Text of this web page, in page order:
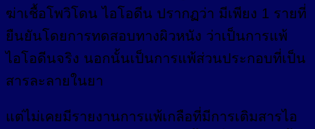
ฆ่าเชื้อโพวิโดน ไอโอดีน ปรากฏว่า มีเพียง 1 รายที่
ยืนยันโดยการทดสอบทางผิวหนัง ว่าเป็นการแพ้
ไอโอดีนจริง นอกนั้นเป็นการแพ้ส่วนประกอบที่เป็น
สารละลายในยา
แต่ไม่เคยมีรายงานการแพ้เกลือที่มีการเติมสารไอ